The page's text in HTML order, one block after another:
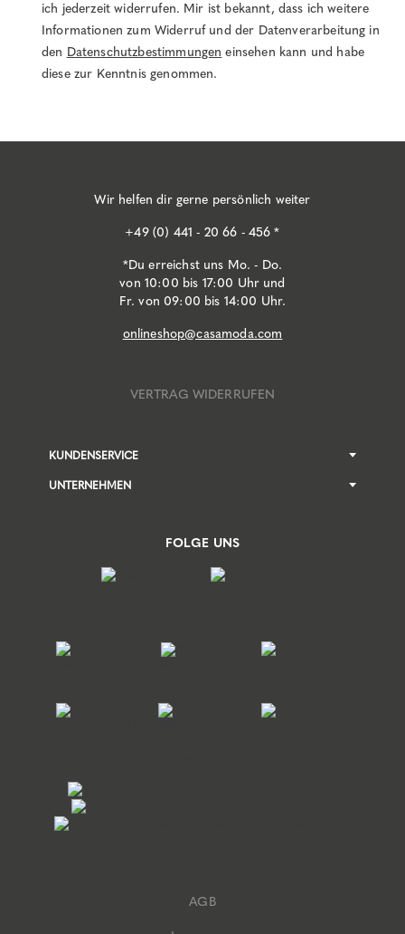
ich jederzeit widerrufen. Mir ist bekannt, dass ich weitere
Informationen zum Widerruf und der Datenverarbeitung in
den Datenschutzbestimmungen einsehen kann und habe
diese zur Kenntnis genommen.
Wir helfen dir gerne persönlich weiter
+49 (0) 441 - 20 66 - 456 *
*Du erreichst uns Mo. - Do.
von 10:00 bis 17:00 Uhr und
Fr. von 09:00 bis 14:00 Uhr.
onlineshop@casamoda.com
VERTRAG WIDERRUFEN
KUNDENSERVICE
UNTERNEHMEN
FOLGE UNS
AGB